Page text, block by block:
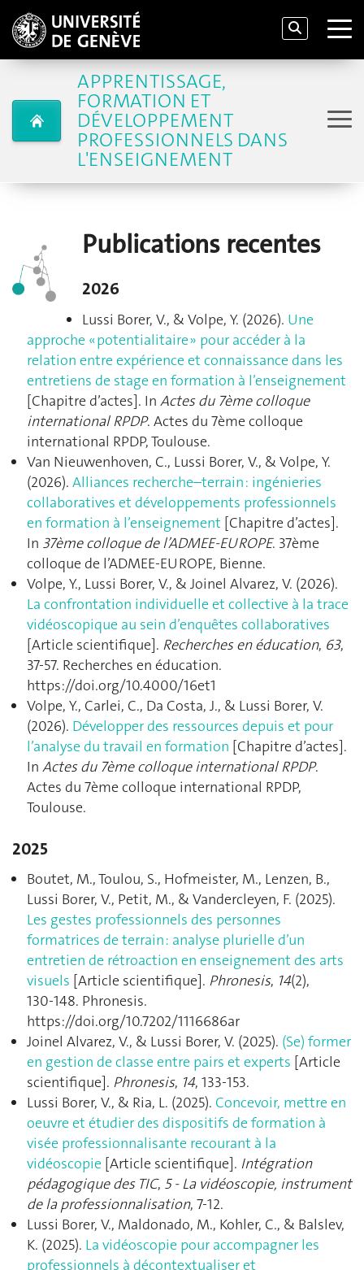
APPRENTISSAGE,
FORMATION ET
DÉVELOPPEMENT
PROFESSIONNELS DANS
L'ENSEIGNEMENT
Publications recentes
2026
Lussi Borer, V., & Volpe, Y. (2026). Une
approche « potentialitaire » pour accéder à la
relation entre expérience et connaissance dans les
entretiens de stage en formation à l’enseignement
[Chapitre d’actes]. In Actes du 7ème colloque
international RPDP. Actes du 7ème colloque
international RPDP, Toulouse.
Van Nieuwenhoven, C., Lussi Borer, V., & Volpe, Y.
(2026). Alliances recherche–terrain : ingénieries
collaboratives et développements professionnels
en formation à l’enseignement [Chapitre d’actes].
In 37ème colloque de l’ADMEE-EUROPE. 37ème
colloque de l’ADMEE-EUROPE, Bienne.
Volpe, Y., Lussi Borer, V., & Joinel Alvarez, V. (2026).
La confrontation individuelle et collective à la trace
vidéoscopique au sein d’enquêtes collaboratives
[Article scientifique]. Recherches en éducation, 63,
37‑57. Recherches en éducation.
https://doi.org/10.4000/16et1
Volpe, Y., Carlei, C., Da Costa, J., & Lussi Borer, V.
(2026). Développer des ressources depuis et pour
l’analyse du travail en formation [Chapitre d’actes].
In Actes du 7ème colloque international RPDP.
Actes du 7ème colloque international RPDP,
Toulouse.
2025
Boutet, M., Toulou, S., Hofmeister, M., Lenzen, B.,
Lussi Borer, V., Petit, M., & Vandercleyen, F. (2025).
Les gestes professionnels des personnes
formatrices de terrain : analyse plurielle d’un
entretien de rétroaction en enseignement des arts
visuels [Article scientifique]. Phronesis, 14(2),
130‑148. Phronesis.
https://doi.org/10.7202/1116686ar
Joinel Alvarez, V., & Lussi Borer, V. (2025). (Se) former
en gestion de classe entre pairs et experts [Article
scientifique]. Phronesis, 14, 133‑153.
Lussi Borer, V., & Ria, L. (2025). Concevoir, mettre en
oeuvre et étudier des dispositifs de formation à
visée professionnalisante recourant à la
vidéoscopie [Article scientifique]. Intégration
pédagogique des TIC, 5 - La vidéoscopie, instrument
de la professionnalisation, 7‑12.
Lussi Borer, V., Maldonado, M., Kohler, C., & Balslev,
K. (2025). La vidéoscopie pour accompagner les
professionnels à décontextualiser et